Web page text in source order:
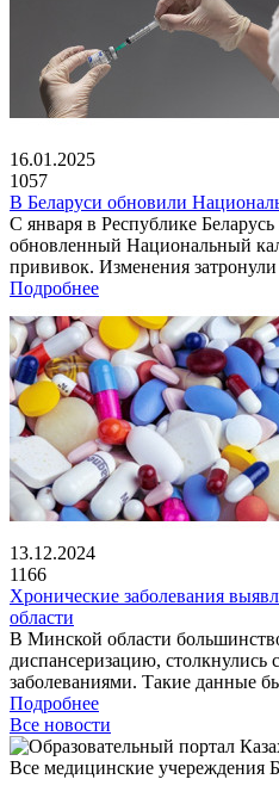
16.01.2025
1057
В Беларуси обновили
С января в Республике Беларусь
обновленный Национальный
прививок. Изменения затронули
Подробнее
13.12.2024
1166
Хронические заболевания
области
В Минской области
диспансеризацию, столкнулись
заболеваниями. Такие данные
Подробнее
Все новости
Все медицинские учереждения